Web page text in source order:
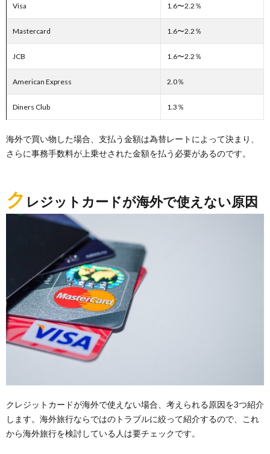
Visa 1.6〜2.2％
Mastercard 1.6〜2.2％
JCB 1.6〜2.2％
American Express 2.0％
Diners Club 1.3％
海外で買い物した場合、支払う金額は為替レートによって決まり、
さらに事務手数料が上乗せされた金額を払う必要があるのです。
ク レジットカードが海外で使えない原因
クレジットカードが海外で使えない場合、考えられる原因を3つ紹介
します。海外旅行ならではのトラブルに絞って紹介するので、これ
から海外旅行を検討している人は要チェックです。